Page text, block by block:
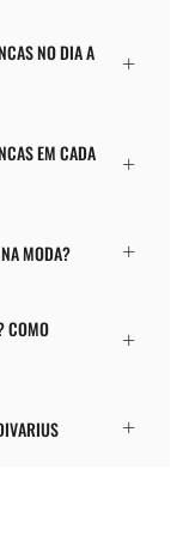
NO DIA A
EM CADA
MODA?
COMO